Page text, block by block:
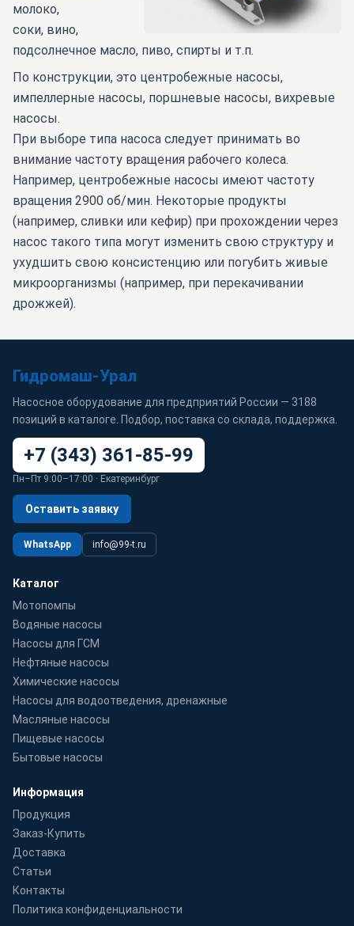
молоко,
соки, вино,
подсолнечное масло, пиво, спирты и т.п.
По конструкции, это центробежные насосы,
импеллерные насосы, поршневые насосы, вихревые
насосы.
При выборе типа насоса следует принимать во
внимание частоту вращения рабочего колеса.
Например, центробежные насосы имеют частоту
вращения 2900 об/мин. Некоторые продукты
(например, сливки или кефир) при прохождении через
насос такого типа могут изменить свою структуру и
ухудшить свою консистенцию или погубить живые
микроорганизмы (например, при перекачивании
дрожжей).
Гидромаш-Урал
Насосное оборудование для предприятий России — 3188
позиций в каталоге. Подбор, поставка со склада, поддержка.
+7 (343) 361-85-99
Пн–Пт 9:00–17:00 · Екатеринбург
Оставить заявку
WhatsApp info@99-t.ru
Каталог
Мотопомпы
Водяные насосы
Насосы для ГСМ
Нефтяные насосы
Химические насосы
Насосы для водоотведения, дренажные
Масляные насосы
Пищевые насосы
Бытовые насосы
Информация
Продукция
Заказ-Купить
Доставка
Статьи
Контакты
Политика конфиденциальности